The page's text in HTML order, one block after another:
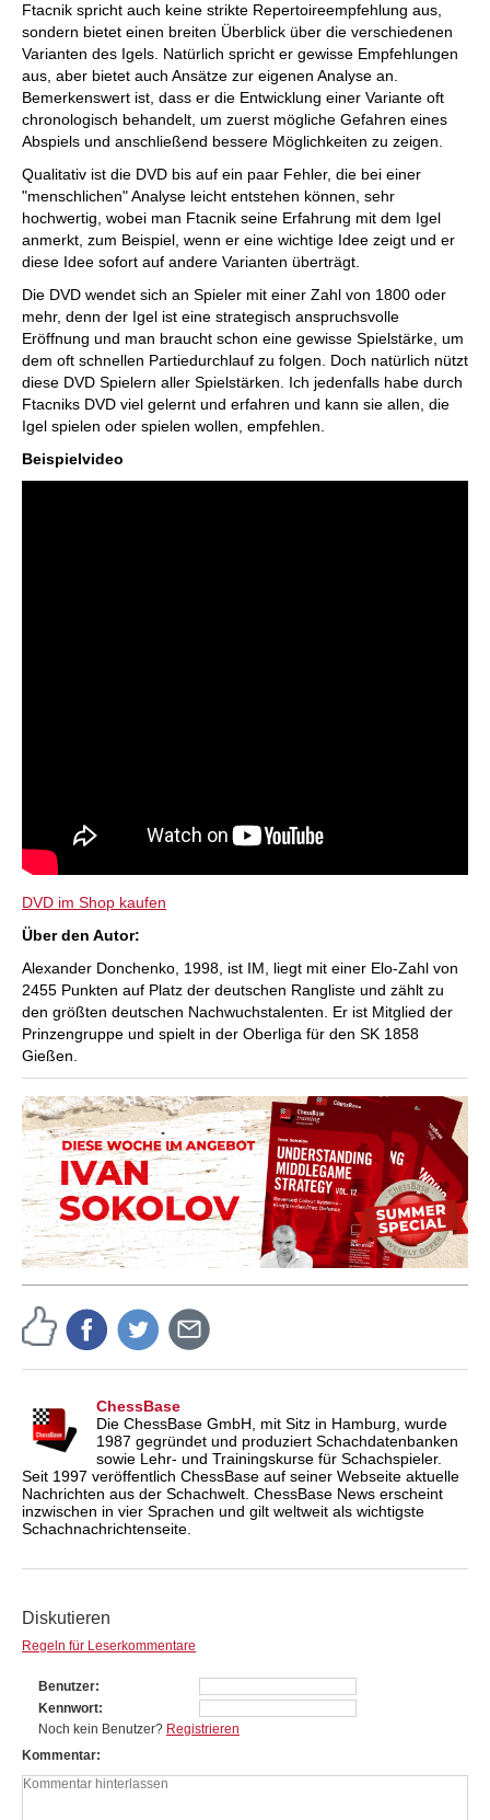
Ftacnik spricht auch keine strikte Repertoireempfehlung aus,
sondern bietet einen breiten Überblick über die verschiedenen
Varianten des Igels. Natürlich spricht er gewisse Empfehlungen
aus, aber bietet auch Ansätze zur eigenen Analyse an.
Bemerkenswert ist, dass er die Entwicklung einer Variante oft
chronologisch behandelt, um zuerst mögliche Gefahren eines
Abspiels und anschließend bessere Möglichkeiten zu zeigen.
Qualitativ ist die DVD bis auf ein paar Fehler, die bei einer
"menschlichen" Analyse leicht entstehen können, sehr
hochwertig, wobei man Ftacnik seine Erfahrung mit dem Igel
anmerkt, zum Beispiel, wenn er eine wichtige Idee zeigt und er
diese Idee sofort auf andere Varianten überträgt.
Die DVD wendet sich an Spieler mit einer Zahl von 1800 oder
mehr, denn der Igel ist eine strategisch anspruchsvolle
Eröffnung und man braucht schon eine gewisse Spielstärke, um
dem oft schnellen Partiedurchlauf zu folgen. Doch natürlich nützt
diese DVD Spielern aller Spielstärken. Ich jedenfalls habe durch
Ftacniks DVD viel gelernt und erfahren und kann sie allen, die
Igel spielen oder spielen wollen, empfehlen.
Beispielvideo
DVD im Shop kaufen
Über den Autor:
Alexander Donchenko, 1998, ist IM, liegt mit einer Elo-Zahl von
2455 Punkten auf Platz der deutschen Rangliste und zählt zu
den größten deutschen Nachwuchstalenten. Er ist Mitglied der
Prinzengruppe und spielt in der Oberliga für den SK 1858
Gießen.
ChessBase
Die ChessBase GmbH, mit Sitz in Hamburg, wurde
1987 gegründet und produziert Schachdatenbanken
sowie Lehr- und Trainingskurse für Schachspieler.
Seit 1997 veröffentlich ChessBase auf seiner Webseite aktuelle
Nachrichten aus der Schachwelt. ChessBase News erscheint
inzwischen in vier Sprachen und gilt weltweit als wichtigste
Schachnachrichtenseite.
Diskutieren
Regeln für Leserkommentare
Benutzer
Kennwort
Noch kein Benutzer? Registrieren
Kommentar